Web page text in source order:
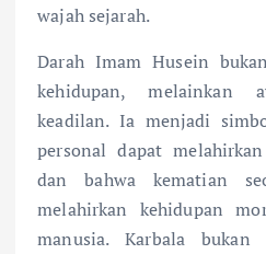
wajah sejarah.
Darah Imam Husein
kehidupan, melainkan
keadilan. Ia menjadi
personal dapat
dan bahwa kematian
melahirkan kehidupan
manusia. Karbala bukan